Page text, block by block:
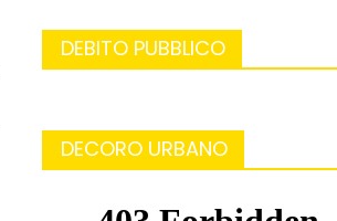
DEBITO PUBBLICO
DECORO URBANO